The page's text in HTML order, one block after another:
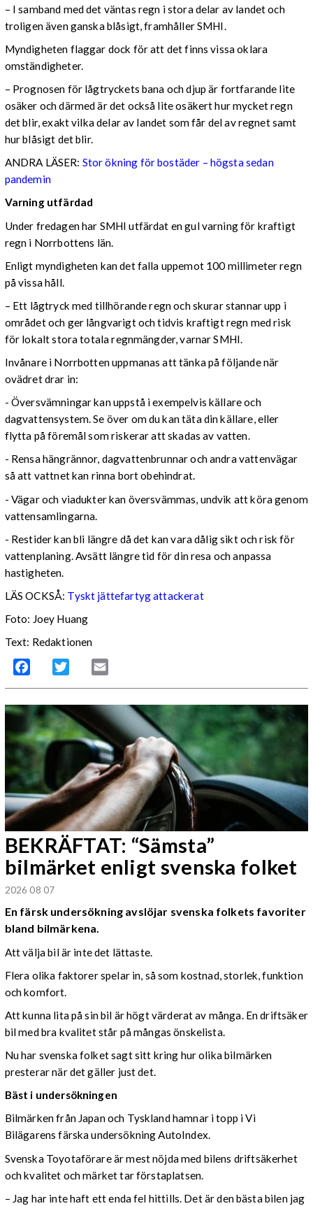
– I samband med det väntas regn i stora delar av landet och
troligen även ganska blåsigt, framhåller SMHI.
Myndigheten flaggar dock för att det finns vissa oklara
omständigheter.
– Prognosen för lågtryckets bana och djup är fortfarande lite
osäker och därmed är det också lite osäkert hur mycket regn
det blir, exakt vilka delar av landet som får del av regnet samt
hur blåsigt det blir.
ANDRA LÄSER: Stor ökning för bostäder – högsta sedan
pandemin
Varning utfärdad
Under fredagen har SMHI utfärdat en gul varning för kraftigt
regn i Norrbottens län.
Enligt myndigheten kan det falla uppemot 100 millimeter regn
på vissa håll.
– Ett lågtryck med tillhörande regn och skurar stannar upp i
området och ger långvarigt och tidvis kraftigt regn med risk
för lokalt stora totala regnmängder, varnar SMHI.
Invånare i Norrbotten uppmanas att tänka på följande när
ovädret drar in:
- Översvämningar kan uppstå i exempelvis källare och
dagvattensystem. Se över om du kan täta din källare, eller
flytta på föremål som riskerar att skadas av vatten.
- Rensa hängrännor, dagvattenbrunnar och andra vattenvägar
så att vattnet kan rinna bort obehindrat.
- Vägar och viadukter kan översvämmas, undvik att köra genom
vattensamlingarna.
- Restider kan bli längre då det kan vara dålig sikt och risk för
vattenplaning. Avsätt längre tid för din resa och anpassa
hastigheten.
LÄS OCKSÅ: Tyskt jättefartyg attackerat
Foto: Joey Huang
Text: Redaktionen
Facebook Twitter
BEKRÄFTAT: “Sämsta”
bilmärket enligt svenska folket
2026 08 07
En färsk undersökning avslöjar svenska folkets favoriter
bland bilmärkena.
Att välja bil är inte det lättaste.
Flera olika faktorer spelar in, så som kostnad, storlek, funktion
och komfort.
Att kunna lita på sin bil är högt värderat av många. En driftsäker
bil med bra kvalitet står på mångas önskelista.
Nu har svenska folket sagt sitt kring hur olika bilmärken
presterar när det gäller just det.
Bäst i undersökningen
Bilmärken från Japan och Tyskland hamnar i topp i Vi
Bilägarens färska undersökning AutoIndex.
Svenska Toyotaförare är mest nöjda med bilens driftsäkerhet
och kvalitet och märket tar förstaplatsen.
– Jag har inte haft ett enda fel hittills. Det är den bästa bilen jag